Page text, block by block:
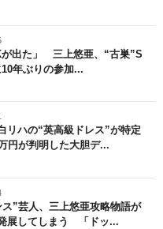
が出た」 三上悠亜、“古巣”S
年ぶりの参加...
リハの“英高級ドレス”が特定
が判明した大胆デ...
”芸人、三上悠亜攻略物語が
展してしまう 「ドッ...